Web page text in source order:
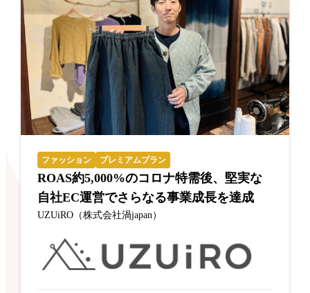
ファッション プレミアムプラン
ROAS約5,000%のコロナ特需後、堅実な
自社EC運営でさらなる事業成長を達成
UZUiRO（株式会社渦japan）